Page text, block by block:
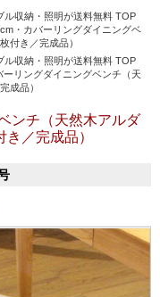
ル収納・照明が送料無料 TOP
・カバーリングダイニングベ
付き／完成品）
ル収納・照明が送料無料 TOP
ーリングダイニングベンチ（天
成品）
ンチ（天然木アルダ
／完成品）